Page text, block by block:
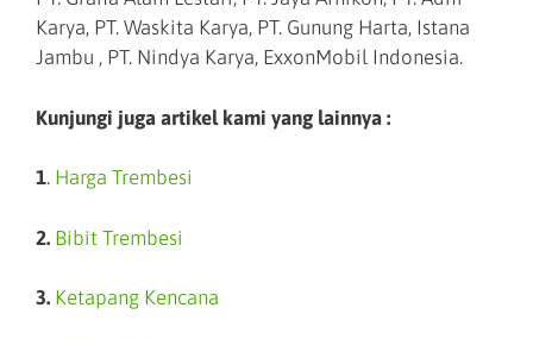
Karya, PT. Waskita Karya, PT. Gunung Harta, Istana
Jambu , PT. Nindya Karya, ExxonMobil Indonesia.
Kunjungi juga artikel kami yang lainnya :
1. Harga Trembesi
2. Bibit Trembesi
3. Ketapang Kencana